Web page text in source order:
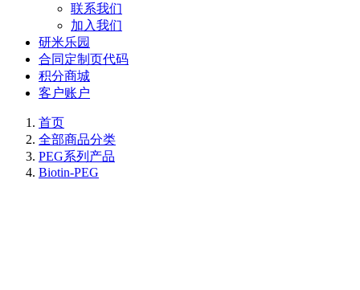
联系我们
加入我们
研米乐园
合同定制页代码
积分商城
客户账户
首页
全部商品分类
PEG系列产品
Biotin-PEG